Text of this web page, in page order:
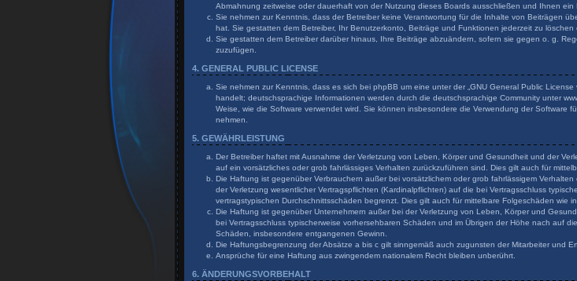
Abmahnung zeitweise oder dauerhaft von der Nutzung dieses Boards ausschließen und Ihnen ein
Sie nehmen zur Kenntnis, dass der Betreiber keine Verantwortung für die Inhalte von Beiträgen
hat. Sie gestatten dem Betreiber, Ihr Benutzerkonto, Beiträge und Funktionen jederzeit zu löschen
Sie gestatten dem Betreiber darüber hinaus, Ihre Beiträge abzuändern, sofern sie gegen o. g.
zuzufügen.
4. GENERAL PUBLIC LICENSE
Sie nehmen zur Kenntnis, dass es sich bei phpBB um eine unter der „ GNU General Public License
handelt; deutschsprachige Informationen werden durch die deutschsprachige Community unter
Weise, wie die Software verwendet wird. Sie können insbesondere die Verwendung der Software
nehmen.
5. GEWÄHRLEISTUNG
Der Betreiber haftet mit Ausnahme der Verletzung von Leben, Körper und Gesundheit und der
auf ein vorsätzliches oder grob fahrlässiges Verhalten zurückzuführen sind. Dies gilt auch für
Die Haftung ist gegenüber Verbrauchern außer bei vorsätzlichem oder grob fahrlässigem
der Verletzung wesentlicher Vertragspflichten (Kardinalpflichten) auf die bei Vertragsschluss
vertragstypischen Durchschnittsschäden begrenzt. Dies gilt auch für mittelbare Folgeschäden wie
Die Haftung ist gegenüber Unternehmern außer bei der Verletzung von Leben, Körper und
bei Vertragsschluss typischerweise vorhersehbaren Schäden und im Übrigen der Höhe nach auf
Schäden, insbesondere entgangenen Gewinn.
Die Haftungsbegrenzung der Absätze a bis c gilt sinngemäß auch zugunsten der Mitarbeiter und
Ansprüche für eine Haftung aus zwingendem nationalem Recht bleiben unberührt.
6. ÄNDERUNGSVORBEHALT